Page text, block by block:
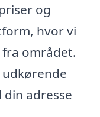
og
hvor vi
området.
din adresse